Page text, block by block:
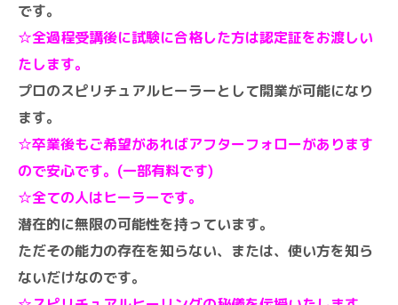
です。
☆全過程受講後に試験に合格した方は認定証をお渡しい
たします。
プロのスピリチュアルヒーラーとして開業が可能になり
ます。
☆卒業後もご希望があればアフターフォローがあります
ので安心です。(一部有料です)
☆全ての人はヒーラーです。
潜在的に無限の可能性を持っています。
ただその能力の存在を知らない、または、使い方を知ら
ないだけなのです。